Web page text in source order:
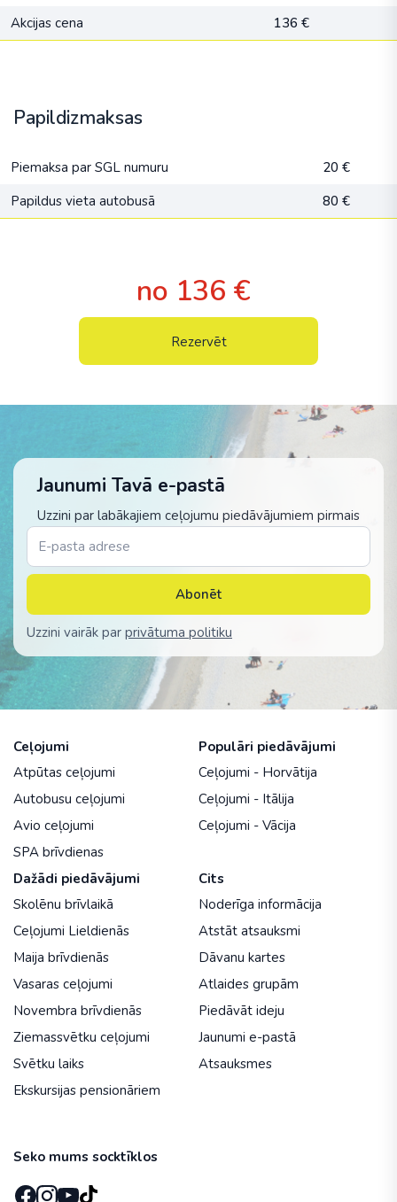
Akcijas cena
136 €
Papildizmaksas
Piemaksa par SGL numuru
20 €
Papildus vieta autobusā
80 €
no 136 €
Rezervēt
Jaunumi Tavā e-pastā
Uzzini par labākajiem ceļojumu piedāvājumiem pirmais
Abonēt
Uzzini vairāk par privātuma politiku
Ceļojumi
Atpūtas ceļojumi
Autobusu ceļojumi
Avio ceļojumi
SPA brīvdienas
Populāri piedāvājumi
Ceļojumi - Horvātija
Ceļojumi - Itālija
Ceļojumi - Vācija
Dažādi piedāvājumi
Skolēnu brīvlaikā
Ceļojumi Lieldienās
Maija brīvdienās
Vasaras ceļojumi
Novembra brīvdienās
Ziemassvētku ceļojumi
Svētku laiks
Ekskursijas pensionāriem
Cits
Noderīga informācija
Atstāt atsauksmi
Dāvanu kartes
Atlaides grupām
Piedāvāt ideju
Jaunumi e-pastā
Atsauksmes
Seko mums socktīklos